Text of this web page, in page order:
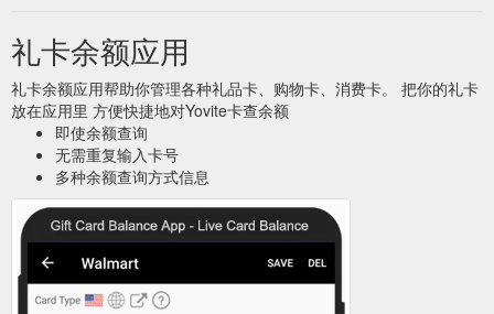
Sie können unsere Gutscheine schnell
und einfach online bestellen. Der Gutschein wird Ihnen dann
bsw. per Post, E-Mail (PDF-Gutschein zum ausdrucken) oder
Fax zugesandt. Es ist sogar möglich den Geschenkgutschein
zusätzlich per SMS ausliefern zu lassen.
https://www.yovite.com/Gutschein-Fehmarn.html
Yovite Gastro Einzelhandel
Was Elektromärkte, Parfümerien
oder schwedische Möbelhäuser können, kann die
Gastronomie auch. Seien Sie dabei, wenn die Restaurant
Geschenkkarte, ...
https://www.yovite.com/de/gastro/gutscheinverkauf/
礼卡余额应用
礼卡余额应用帮助你管理各种礼品卡、购物卡、消费卡。 把你的礼卡
放在应用里 方便快捷地对Yovite卡查余额
即使余额查询
无需重复输入卡号
多种余额查询方式信息